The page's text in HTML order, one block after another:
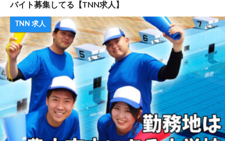
バイト募集してる【TNN求人】
TNN 求人